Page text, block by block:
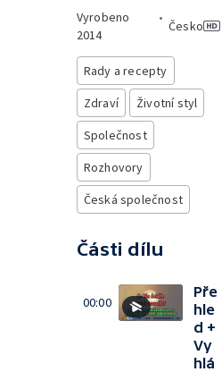
Vyrobeno
2014
•
Česko
Rady a recepty
Zdraví
Životní styl
Společnost
Rozhovory
Česká společnost
Části dílu
00:00
Pře
hle
d +
Vy
hlá